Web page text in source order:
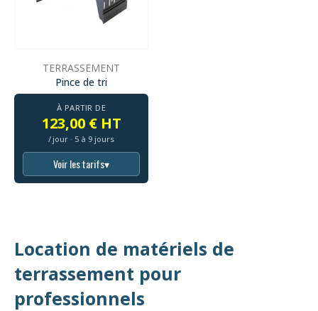
TERRASSEMENT
Pince de tri
À PARTIR DE
123,00 € HT
/ jour · 5 à 9 jours
Voir les tarifs▾
Location de matériels de
terrassement pour
professionnels